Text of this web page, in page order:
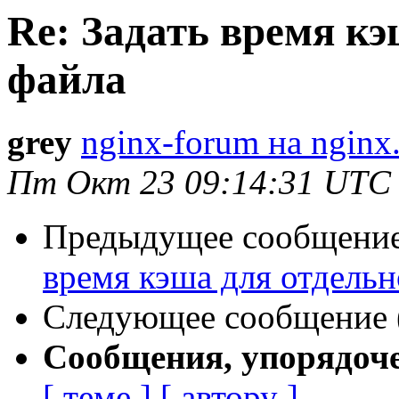
Re: Задать время
файла
grey nginx-forum на
Пт Окт 23 09:14:31 UTC
Предыдущее
время кэша для
Следующее сообщение
Сообщения,